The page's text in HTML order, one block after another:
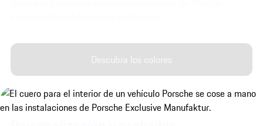
Descubra los colores